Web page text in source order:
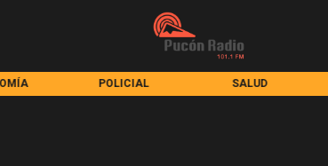
POLICIAL SALUD